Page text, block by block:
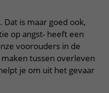
is maar goed ook,
op angst- heeft een
voorouders in de
tussen overleven
je om uit het gevaar